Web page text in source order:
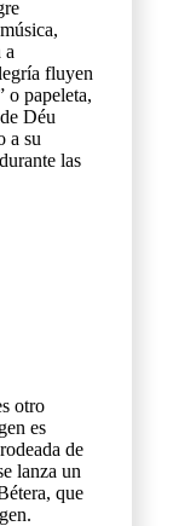
a
fluyen
o papeleta,
Déu
a su
las
otro
es
de
lanza un
que